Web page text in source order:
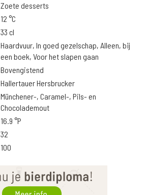
Zoete desserts
12 °C
33 cl
Haardvuur, In goed gezelschap, Alleen, bij
een boek, Voor het slapen gaan
Bovengistend
Hallertauer Hersbrucker
Münchener-, Caramel-, Pils- en
Chocolademout
16.9 °P
32
100